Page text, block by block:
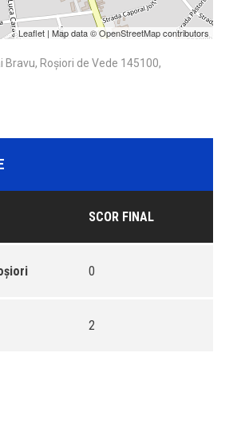
Leaflet | Map data ©OpenStreetMapcontributors
Bravu, Roșiori de Vede 145100,
SCOR FINAL
0
2